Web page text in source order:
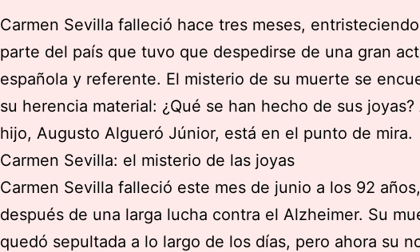
Carmen Sevilla falleció hace tres meses,
parte del país que tuvo que despedirse de una gran
española y referente. El misterio de su muerte se
su herencia material: ¿Qué se han hecho de sus joyas?
hijo, Augusto Algueró Júnior, está en el punto de mira.
Carmen Sevilla: el misterio de las joyas
Carmen Sevilla falleció este mes de junio a los 92 años,
después de una larga lucha contra el Alzheimer. Su
quedó sepultada a lo largo de los días, pero ahora su